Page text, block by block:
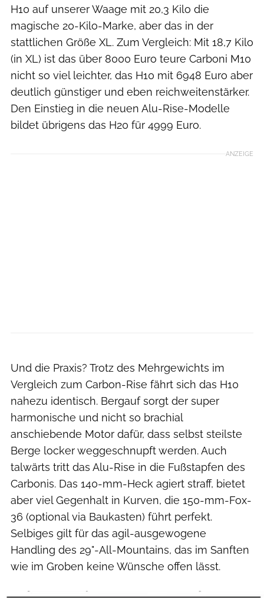
H10 auf unserer Waage mit 20,3 Kilo die
magische 20-Kilo-Marke, aber das in der
stattlichen Größe XL. Zum Vergleich: Mit 18,7 Kilo
(in XL) ist das über 8000 Euro teure Carboni M10
nicht so viel leichter, das H10 mit 6948 Euro aber
deutlich günstiger und eben reichweitenstärker.
Den Einstieg in die neuen Alu-Rise-Modelle
bildet übrigens das H20 für 4999 Euro.
ANZEIGE
Und die Praxis? Trotz des Mehrgewichts im
Vergleich zum Carbon-Rise fährt sich das H10
nahezu identisch. Bergauf sorgt der super
harmonische und nicht so brachial
anschiebende Motor dafür, dass selbst steilste
Berge locker weggeschnupft werden. Auch
talwärts tritt das Alu-Rise in die Fußstapfen des
Carbonis. Das 140-mm-Heck agiert straff, bietet
aber viel Gegenhalt in Kurven, die 150-mm-Fox-
36 (optional via Baukasten) führt perfekt.
Selbiges gilt für das agil-ausgewogene
Handling des 29"-All-Mountains, das im Sanften
wie im Groben keine Wünsche offen lässt.